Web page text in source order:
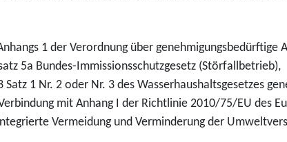
1 der Verordnung über genehmigungsbedürftige
5a Bundes-Immissionsschutzgesetz (Störfallbetrieb),
1 Nr. 2 oder Nr. 3 des Wasserhaushaltsgesetzes
mit Anhang I der Richtlinie 2010/75/EU des
Vermeidung und Verminderung der